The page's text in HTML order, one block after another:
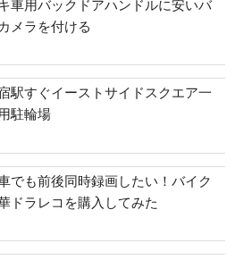
車用バックドアハンドルに安いバ
メラを付ける
駅すぐイーストサイドスクエア一
駐輪場
でも前後同時録画したい！バイク
ドラレコを購入してみた